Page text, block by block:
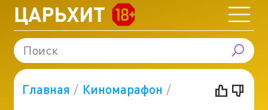
Главная Киномарафон